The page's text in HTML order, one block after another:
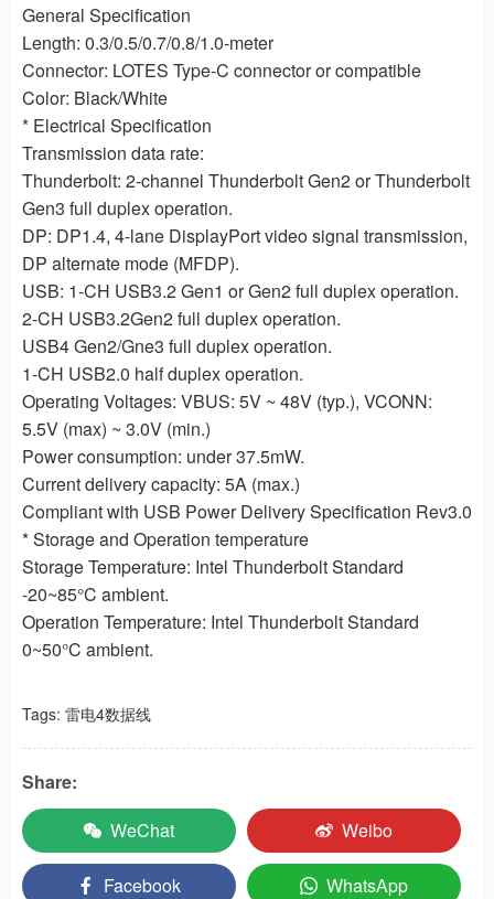
General Specification
Length: 0.3/0.5/0.7/0.8/1.0-meter
Connector: LOTES Type-C connector or compatible
Color: Black/White
* Electrical Specification
Transmission data rate:
Thunderbolt: 2-channel Thunderbolt Gen2 or Thunderbolt
Gen3 full duplex operation.
DP: DP1.4, 4-lane DisplayPort video signal transmission,
DP alternate mode (MFDP).
USB: 1-CH USB3.2 Gen1 or Gen2 full duplex operation.
2-CH USB3.2Gen2 full duplex operation.
USB4 Gen2/Gne3 full duplex operation.
1-CH USB2.0 half duplex operation.
Operating Voltages: VBUS: 5V ~ 48V (typ.), VCONN:
5.5V (max) ~ 3.0V (min.)
Power consumption: under 37.5mW.
Current delivery capacity: 5A (max.)
Compliant with USB Power Delivery Specification Rev3.0
* Storage and Operation temperature
Storage Temperature: Intel Thunderbolt Standard
-20~85°C ambient.
Operation Temperature: Intel Thunderbolt Standard
0~50°C ambient.
Tags: 雷电4数据线
Share:
WeChat
Weibo
Facebook WhatsApp